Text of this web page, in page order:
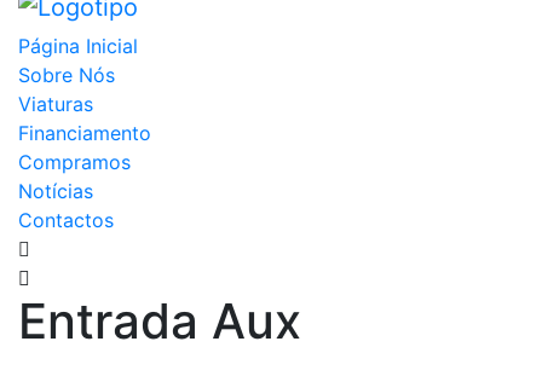
Página Inicial
Sobre Nós
Viaturas
Financiamento
Compramos
Notícias
Contactos
Entrada Aux